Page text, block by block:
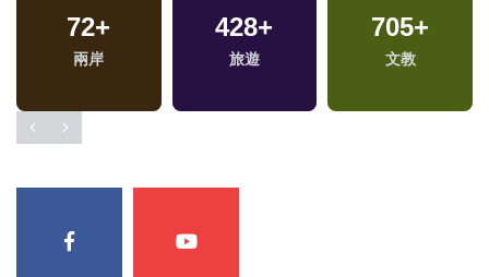
72+
兩岸
428+
旅遊
705+
文教